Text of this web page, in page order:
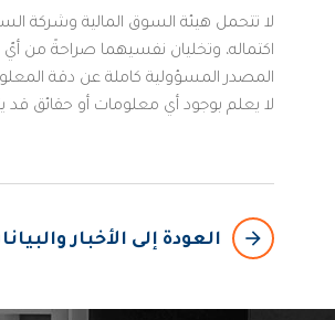
لا تتحمل هيئة السوق المالية وشركة
اكتماله، وتخليان نفسيهما صراحةً من
المصدر المسؤولية كاملة عن دقة
لا يعلم بوجود أي معلومات أو حقائق
arrow_backward
العودة إلى الأخبار